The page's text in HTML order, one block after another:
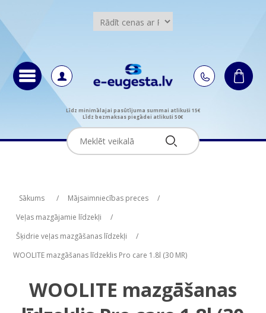
Līdz minimālajai pasūtījuma summai atlikuši 15€
Līdz bezmaksas piegādei atlikuši 50€
Sākums / Mājsaimniecības preces
/
Veļas mazgājamie līdzekļi
/
Šķidrie veļas mazgāšanas līdzekļi
/
WOOLITE mazgāšanas līdzeklis Pro care 1.8l (30 MR)
WOOLITE mazgāšanas